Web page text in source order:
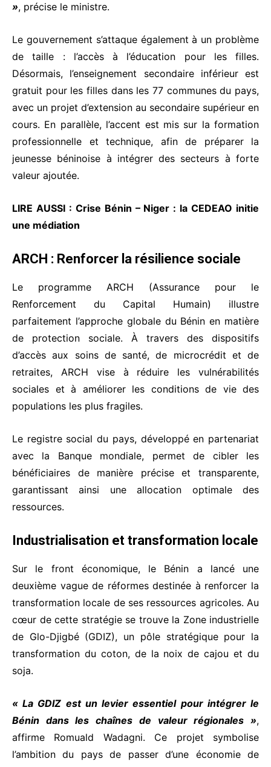
», précise le ministre.
Le gouvernement s’attaque également à un problème
de taille : l’accès à l’éducation pour les filles.
Désormais, l’enseignement secondaire inférieur est
gratuit pour les filles dans les 77 communes du pays,
avec un projet d’extension au secondaire supérieur en
cours. En parallèle, l’accent est mis sur la formation
professionnelle et technique, afin de préparer la
jeunesse béninoise à intégrer des secteurs à forte
valeur ajoutée.
LIRE AUSSI : Crise Bénin – Niger : la CEDEAO initie
une médiation
ARCH : Renforcer la résilience sociale
Le programme ARCH (Assurance pour le
Renforcement du Capital Humain) illustre
parfaitement l’approche globale du Bénin en matière
de protection sociale. À travers des dispositifs
d’accès aux soins de santé, de microcrédit et de
retraites, ARCH vise à réduire les vulnérabilités
sociales et à améliorer les conditions de vie des
populations les plus fragiles.
Le registre social du pays, développé en partenariat
avec la Banque mondiale, permet de cibler les
bénéficiaires de manière précise et transparente,
garantissant ainsi une allocation optimale des
ressources.
Industrialisation et transformation locale
Sur le front économique, le Bénin a lancé une
deuxième vague de réformes destinée à renforcer la
transformation locale de ses ressources agricoles. Au
cœur de cette stratégie se trouve la Zone industrielle
de Glo-Djigbé (GDIZ), un pôle stratégique pour la
transformation du coton, de la noix de cajou et du
soja.
« La GDIZ est un levier essentiel pour intégrer le
Bénin dans les chaînes de valeur régionales »,
affirme Romuald Wadagni. Ce projet symbolise
l’ambition du pays de passer d’une économie de